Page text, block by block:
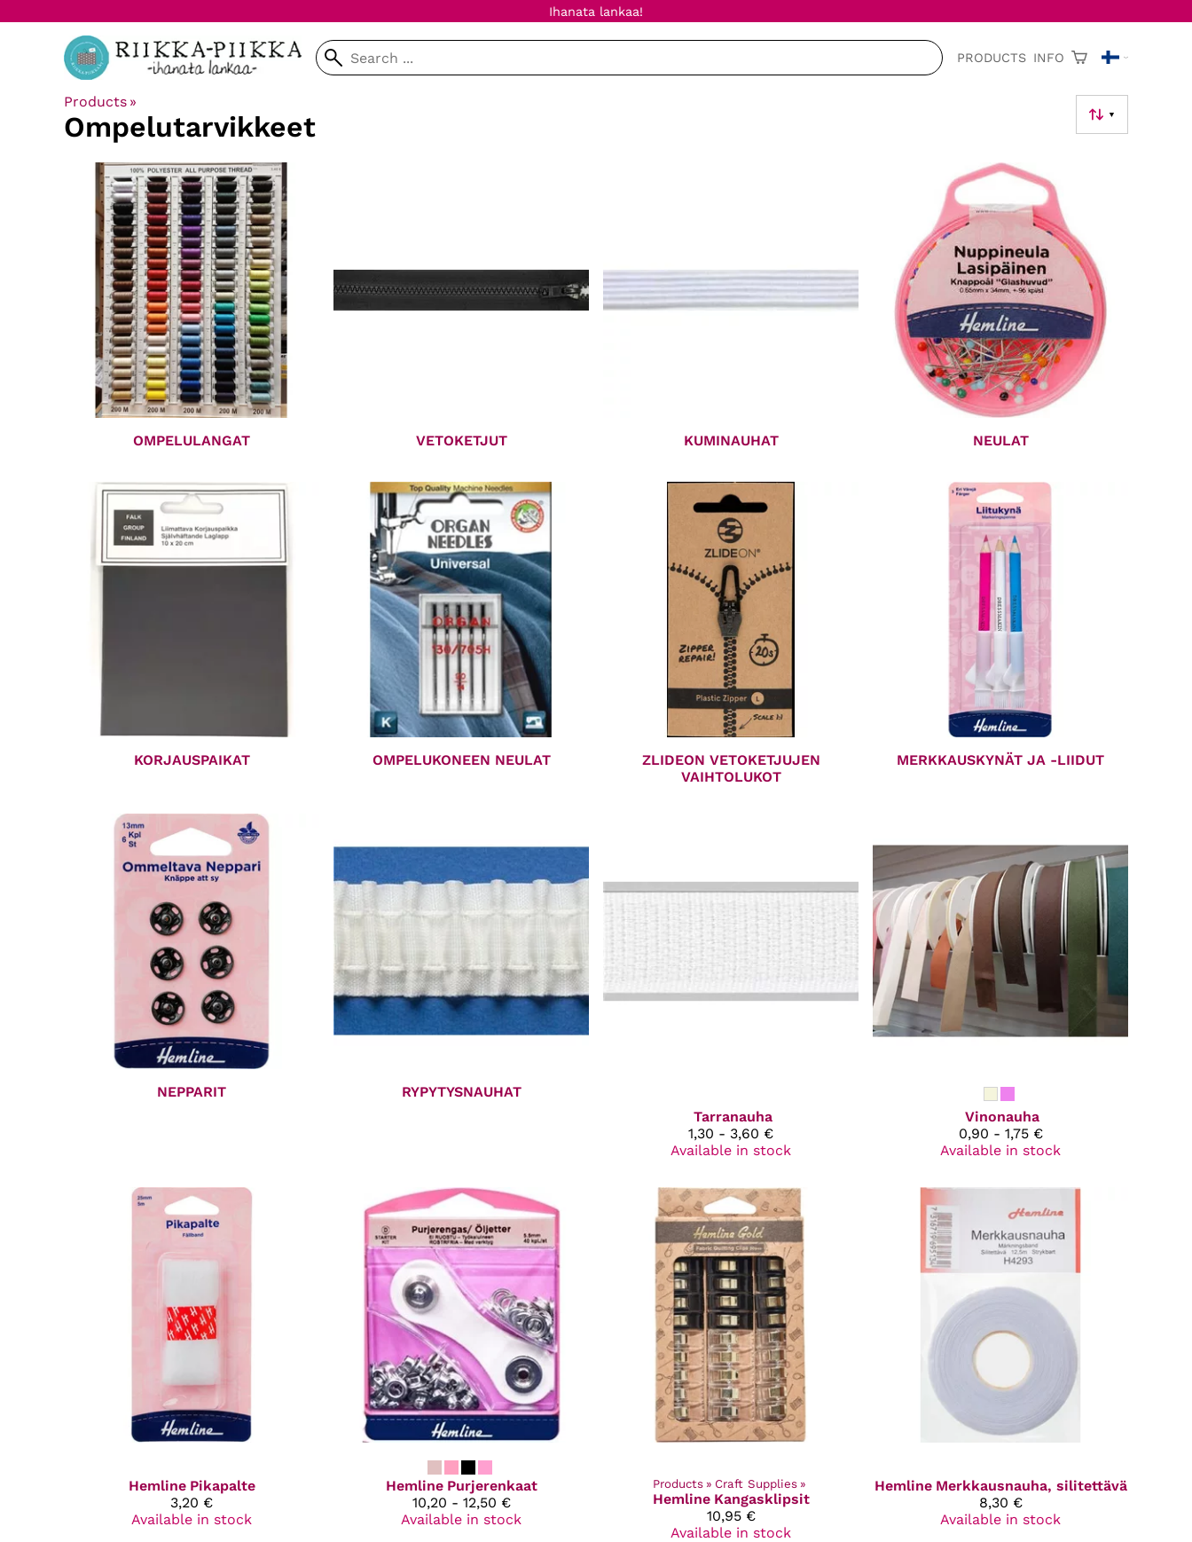
Ihanata lankaa!
PRODUCTS INFO
Products ‪»
▼
Ompelutarvikkeet
OMPELULANGAT VETOKETJUT KUMINAUHAT NEULAT
KORJAUSPAIKAT OMPELUKONEEN NEULAT
ZLIDEON VETOKETJUJEN
VAIHTOLUKOT
MERKKAUSKYNÄT JA -LIIDUT
NEPPARIT
RYPYTYSNAUHAT
Tarranauha
1,30 - 3,60 €
Available in stock
Vinonauha
0,90 - 1,75 €
Available in stock
Hemline Pikapalte
3,20 €
Available in stock
Hemline Purjerenkaat
10,20 - 12,50 €
Available in stock
Products ‪» Craft Supplies ‪»
Hemline Kangasklipsit
10,95 €
Available in stock
Hemline Merkkausnauha, silitettävä
8,30 €
Available in stock